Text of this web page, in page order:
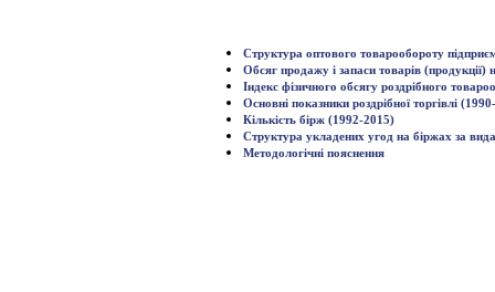
Структура оптового товарообороту
Обсяг продажу і запаси товарів (продукції)
Індекс фізичного обсягу роздрібного
Основні показники роздрібної торгівлі
Кількість бірж (1992-2015)
Структура укладених угод на біржах за
Методологічні пояснення